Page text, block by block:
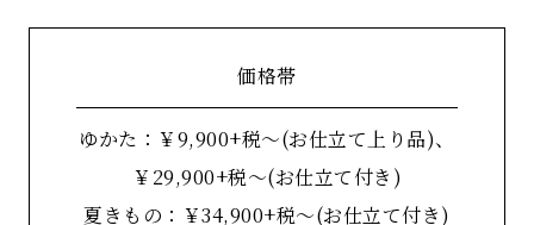
価格帯
ゆかた：￥9,900+税～(お仕立て上り品)、
￥29,900+税～(お仕立て付き)
夏きもの：￥34,900+税～(お仕立て付き)